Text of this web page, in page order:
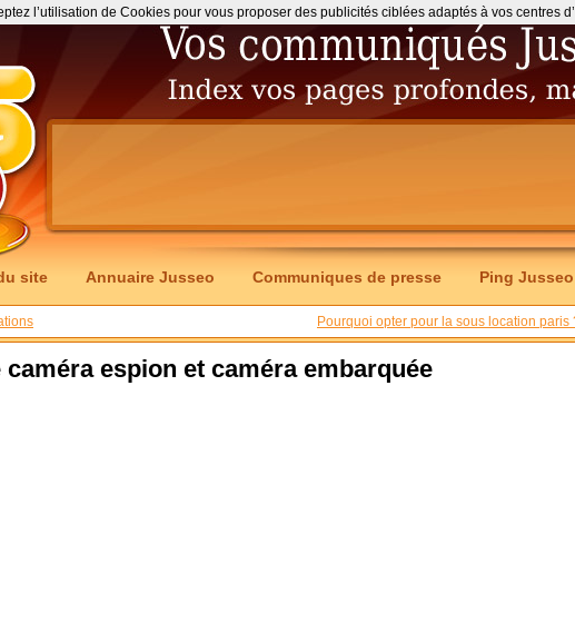
site Annuaire Jusseo Communiques de presse Ping Jusseo
Pourquoi opter pour la sous location paris
espion et caméra embarquée
l’utilisation de Cookies pour vous proposer des publicités ciblées adaptés à vos centres